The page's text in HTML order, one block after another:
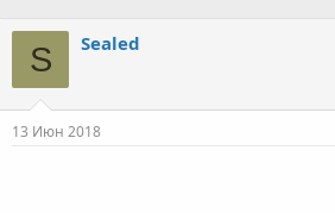
т
о
р
т
е
м
а
ч
S Sealed
13 Июн 2018